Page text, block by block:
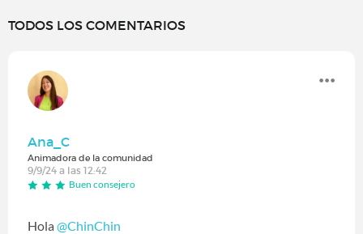
TODOS LOS COMENTARIOS
Ana_C
Animadora de la comunidad
9/9/24 a las 12:42
Buen consejero
Hola @ChinChin